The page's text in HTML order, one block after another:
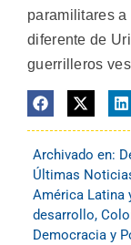
paramilitares
diferente de
guerrilleros
Archivado en:
Últimas
América Latina
desarrollo,
Democracia y